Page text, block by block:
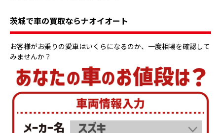
茨城で車の買取ならナオイオート
お客様がお乗りの愛車はいくらになるのか、一度相場を確認して
みませんか？